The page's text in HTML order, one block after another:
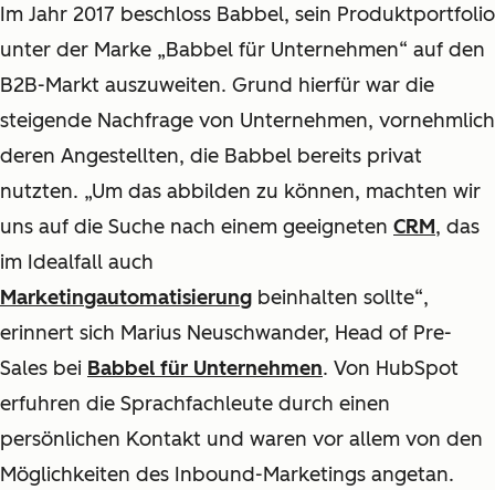
Im Jahr 2017 beschloss Babbel, sein Produktportfolio
unter der Marke „Babbel für Unternehmen“ auf den
B2B-Markt auszuweiten. Grund hierfür war die
steigende Nachfrage von Unternehmen, vornehmlich
deren Angestellten, die Babbel bereits privat
nutzten. „Um das abbilden zu können, machten wir
uns auf die Suche nach einem geeigneten CRM, das
im Idealfall auch
Marketingautomatisierung beinhalten sollte“,
erinnert sich Marius Neuschwander, Head of Pre-
Sales bei Babbel für Unternehmen. Von HubSpot
erfuhren die Sprachfachleute durch einen
persönlichen Kontakt und waren vor allem von den
Möglichkeiten des Inbound-Marketings angetan.